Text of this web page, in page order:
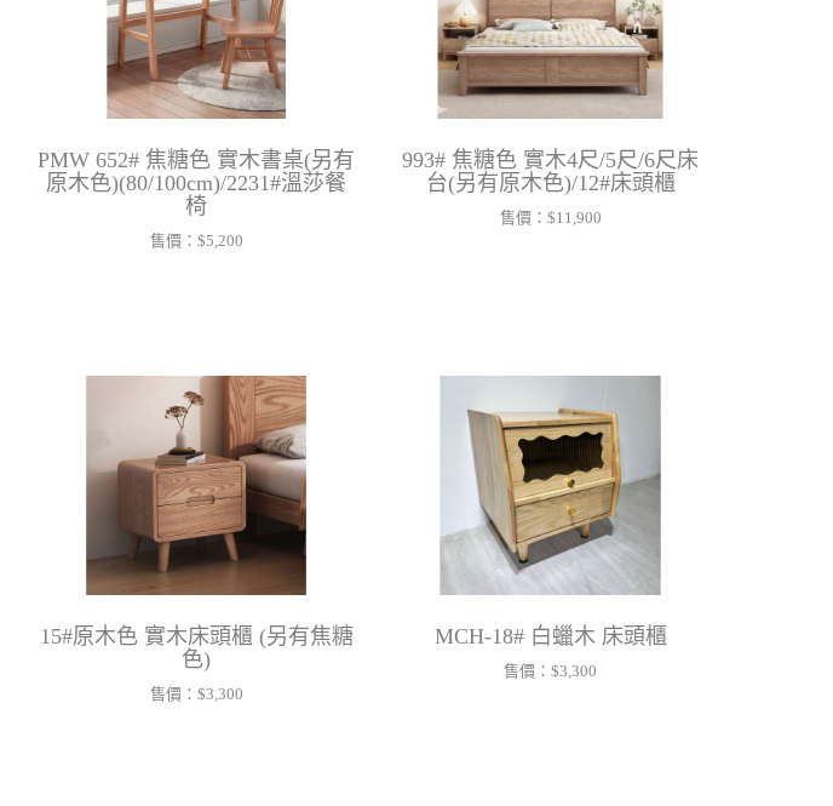
PMW 652# 焦糖色 實木書桌(另有
原木色)(80/100cm)/2231#溫莎餐
椅
售價： $5,200
993# 焦糖色 實木4尺/5尺/6尺床
台(另有原木色)/12#床頭櫃
售價： $11,900
15#原木色 實木床頭櫃 (另有焦糖
色)
售價： $3,300
MCH-18# 白蠟木 床頭櫃
售價：$3,300